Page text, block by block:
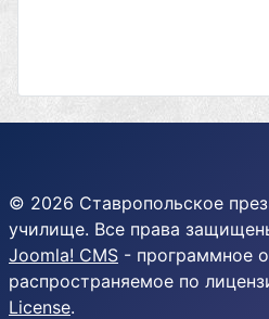
© 2026 Ставропольское
училище. Все права
Joomla! CMS - программное
распространяемое по
License.